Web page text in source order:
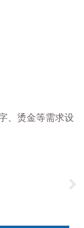
、烫金等需求设